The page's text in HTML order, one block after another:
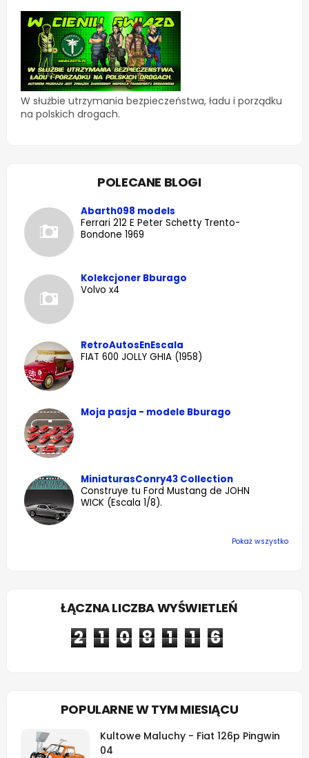
W służbie utrzymania bezpieczeństwa, ładu i porządku
na polskich drogach.
POLECANE BLOGI
Abarth098 models
Ferrari 212 E Peter Schetty Trento-
Bondone 1969
Kolekcjoner Bburago
Volvo x4
RetroAutosEnEscala
FIAT 600 JOLLY GHIA (1958)
Moja pasja - modele Bburago
MiniaturasConry43 Collection
Construye tu Ford Mustang de JOHN
WICK (Escala 1/8).
Pokaż wszystko
ŁĄCZNA LICZBA WYŚWIETLEŃ
2 1 0 8 1 1 6
POPULARNE W TYM MIESIĄCU
Kultowe Maluchy - Fiat 126p Pingwin
04